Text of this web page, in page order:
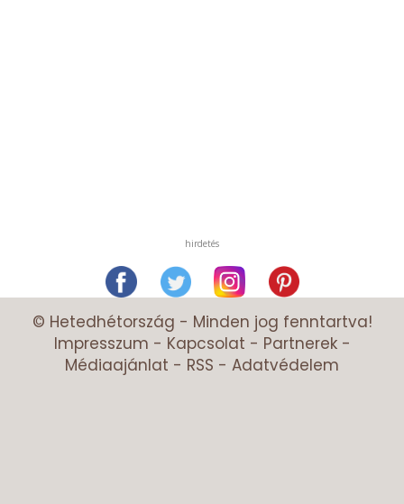
hirdetés
© Hetedhétország - Minden jog fenntartva!
Impresszum - Kapcsolat - Partnerek-
Médiaajánlat - RSS - Adatvédelem